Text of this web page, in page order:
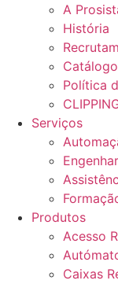
A
História
Catálogo
Política
Serviços
Produtos
Acesso
Caixas